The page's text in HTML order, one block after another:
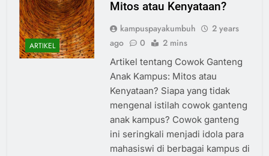
ARTIKEL
Mitos atau Kenyataan?
kampuspayakumbuh
2 years
ago
0 2 mins
Artikel tentang Cowok Ganteng
Anak Kampus: Mitos atau
Kenyataan? Siapa yang tidak
mengenal istilah cowok ganteng
anak kampus? Cowok ganteng
ini seringkali menjadi idola para
mahasiswi di berbagai kampus di